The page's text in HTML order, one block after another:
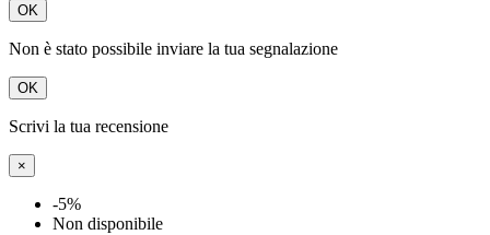
OK
Non è stato possibile inviare la tua segnalazione
OK
Scrivi la tua recensione
×
-5%
Non disponibile